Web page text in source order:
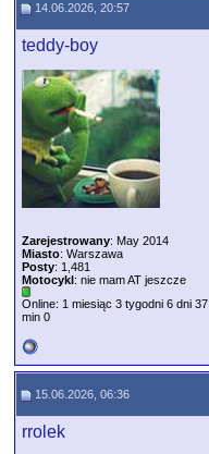
14.06.2026, 20:57
teddy-boy
Zarejestrowany: May 2014
Miasto: Warszawa
Posty: 1,481
Motocykl: nie mam AT jeszcze
Online: 1 miesiąc 3 tygodni 6 dni 37
min 0
15.06.2026, 06:36
rrolek